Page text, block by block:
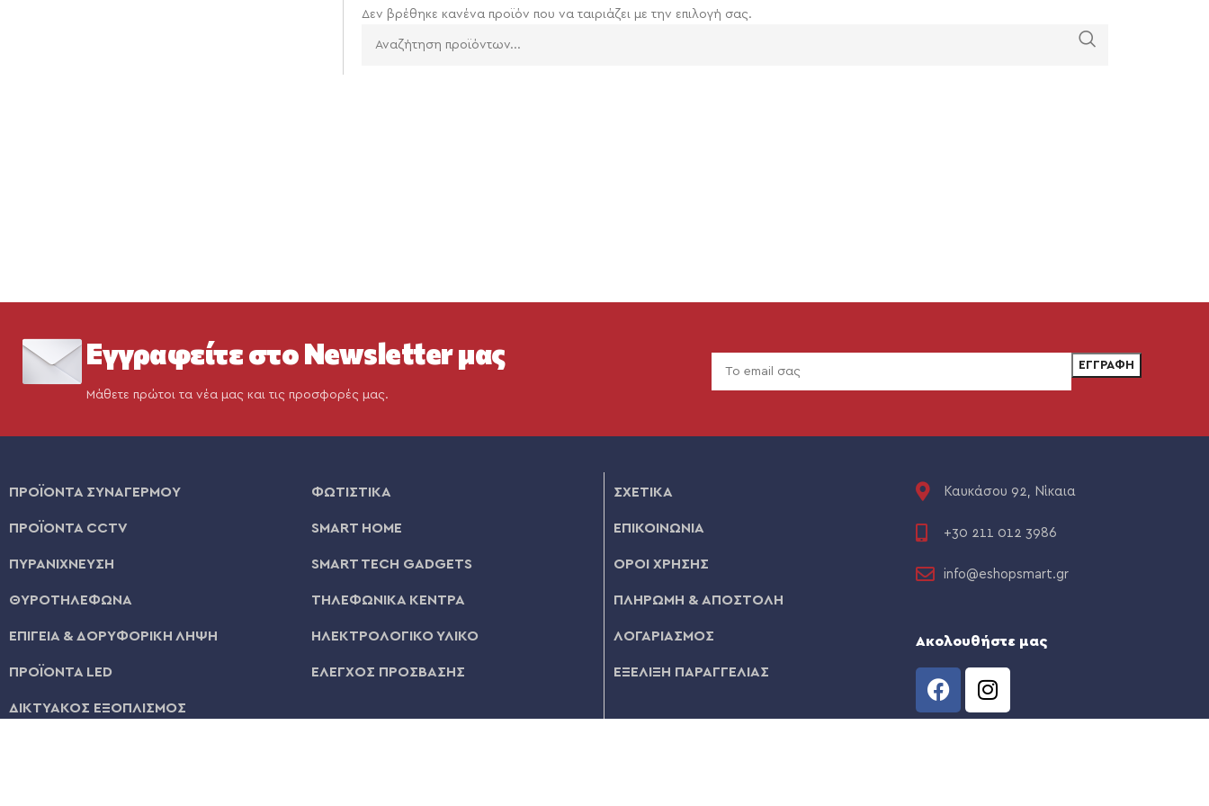
Δεν βρέθηκε κανένα προϊόν που να ταιριάζει με την επιλογή σας.
Εγγραφείτε στο Newsletter μας
Μάθετε πρώτοι τα νέα μας και τις προσφορές μας.
ΠΡΟΪΟΝΤΑ ΣΥΝΑΓΕΡΜΟΥ
ΠΡΟΪΟΝΤΑ CCTV
ΠΥΡΑΝΙΧΝΕΥΣΗ
ΘΥΡΟΤΗΛΕΦΩΝΑ
ΕΠΙΓΕΙΑ & ΔΟΡΥΦΟΡΙΚΗ ΛΗΨΗ
ΠΡΟΪΟΝΤΑ LED
ΔΙΚΤΥΑΚΟΣ ΕΞΟΠΛΙΣΜΟΣ
ΦΩΤΙΣΤΙΚΑ
SMART HOME
SMART TECH GADGETS
ΤΗΛΕΦΩΝΙΚΑ ΚΕΝΤΡΑ
ΗΛΕΚΤΡΟΛΟΓΙΚΟ ΥΛΙΚΟ
ΕΛΕΓΧΟΣ ΠΡΟΣΒΑΣΗΣ
ΣΧΕΤΙΚΑ
ΕΠΙΚΟΙΝΩΝΙΑ
ΟΡΟΙ ΧΡΗΣΗΣ
ΠΛΗΡΩΜΗ & ΑΠΟΣΤΟΛΗ
ΛΟΓΑΡΙΑΣΜΟΣ
ΕΞΕΛΙΞΗ ΠΑΡΑΓΓΕΛΙΑΣ
Καυκάσου 92, Νίκαια
+30 211 012 3986
info@eshopsmart.gr
Ακολουθήστε μας